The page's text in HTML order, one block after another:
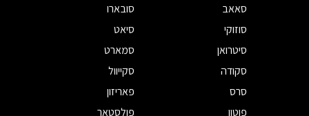
סאאב
סובארו
סוזוקי
סיאט
סיטרואן
סמארט
סקודה
סקייוול
סרס
פאריזון
פוטון
פולסטאר